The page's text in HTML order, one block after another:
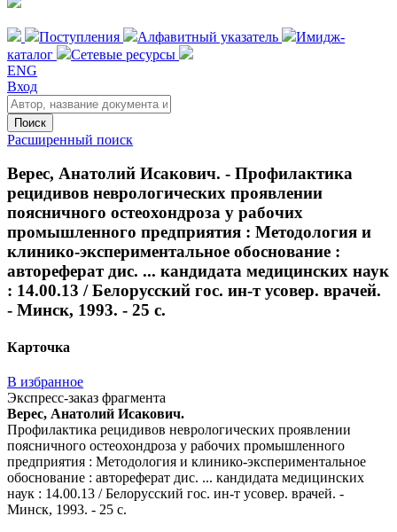
Поступления Алфавитный указатель
Имидж-
каталог
Сетевые ресурсы
ENG
Вход
Поиск
Расширенный поиск
Верес, Анатолий Исакович. - Профилактика
рецидивов неврологических проявлении
поясничного остеохондроза у рабочих
промышленного предприятия : Методология и
клинико-экспериментальное обоснование :
автореферат дис. ... кандидата медицинских наук
: 14.00.13 / Белорусский гос. ин-т усовер. врачей.
- Минск, 1993. - 25 с.
Карточка
В избранное
Экспресс-заказ фрагмента
Верес, Анатолий Исакович.
Профилактика рецидивов неврологических проявлении
поясничного остеохондроза у рабочих промышленного
предприятия : Методология и клинико-экспериментальное
обоснование : автореферат дис. ... кандидата медицинских
наук : 14.00.13 / Белорусский гос. ин-т усовер. врачей. -
Минск, 1993. - 25 с.